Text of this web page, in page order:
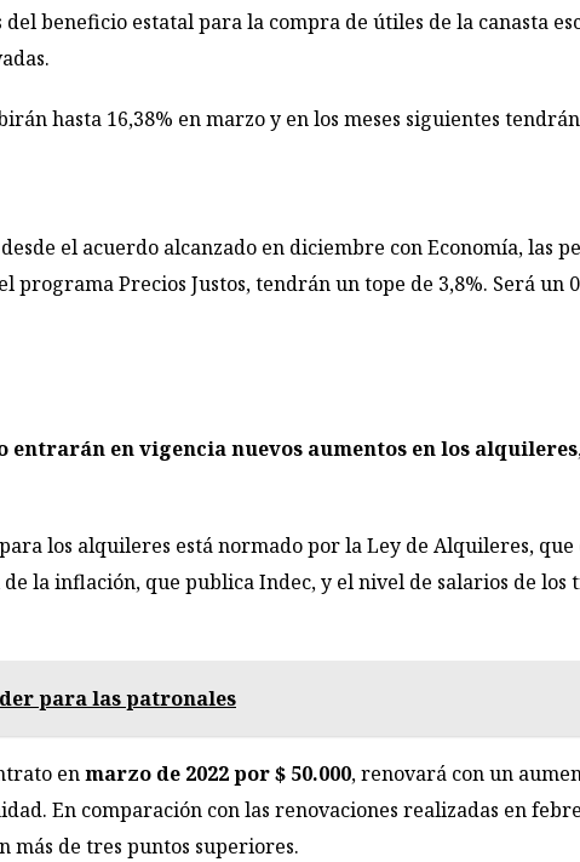
beneficio estatal para la compra de útiles de la canasta
hasta 16,38% en marzo y en los meses siguientes
desde el acuerdo alcanzado en diciembre con Economía, las
programa Precios Justos, tendrán un tope de 3,8%. Será un
entrarán en vigencia nuevos aumentos en los alquileres
los alquileres está normado por la Ley de Alquileres, que
la inflación, que publica Indec, y el nivel de salarios de
para las patronales
enmarzo de 2022 por $ 50.000, renovará con un
En comparación con las renovaciones realizadas en
más de tres puntos superiores.